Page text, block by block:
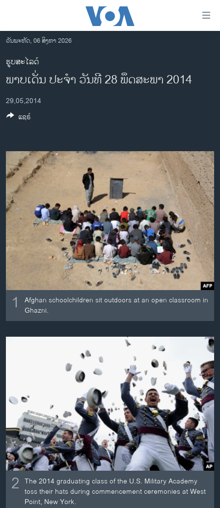
ເຂົ້າ
ຫາ
ຂ້າມ
ຂ້າມ
ໄປ
ຫາ
ລາວ
ອາເມຣິກາ
ການເລືອກຕັ້ງ ປະທານາທີບໍດີ ສະຫະລັດ 2024
ຂ່າວ​ຈີນ
ເອເຊຍ
ອິດສະຫຼະພາບດ້ານການຂ່າວ
ຊີວິດຊາວລາວ
ຊຸມຊົນຊາວລາວ
ວິທະຍາສາດ-ເທັກໂນໂລຈີ
ທຸລະກິດ
ພາສາອັງກິດ
ວີດີໂອ
ສຽງ
ວັນພະຫັດ, 06 ສິງຫາ 2026
ຮູບສະໄລດ໌
ພາບ​ເດັ່ນ ປະ​ຈຳ ​ວັນ​ທີ 28 ພຶດ​ສະ​ພາ 2014
29,05,2014
1
Afghan schoolchildren sit outdoors at an open classroom in
Ghazni.
2 The 2014 graduating class of the U.S. Military Academy
toss their hats during commencement ceremonies at West
Point, New York.
ແຊຣ໌